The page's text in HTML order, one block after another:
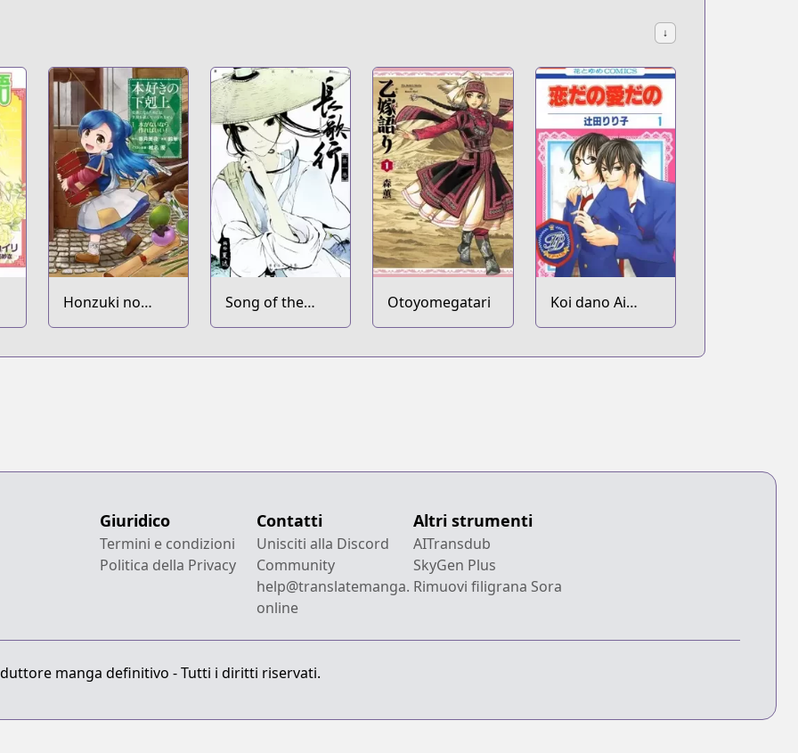
enix-games.com/en-us/series/the-apothecary-diaries
biggangan/introduction/kusuriya/
↓
Honzuki no
Gekokujou:
Tsukureba Ii!
Song of the
Long March
Otoyomegatari
Koi dano Ai
dano
Giuridico
Termini e condizioni
Politica della Privacy
Contatti
Unisciti alla Discord
Community
help@translatemanga.
online
Altri strumenti
AITransdub
SkyGen Plus
Rimuovi filigrana Sora
manga definitivo - Tutti i diritti riservati.